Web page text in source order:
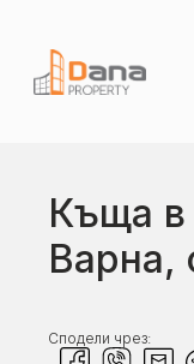
Къща в
Варна,
Сподели чрез: